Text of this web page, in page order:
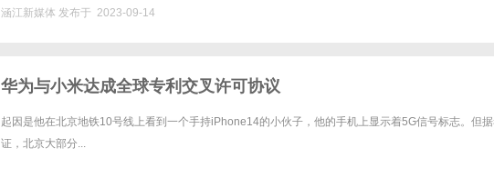
涵江新媒体 发布于 2023-09-14
华为与小米达成全球专利交叉许可协议
起因是他在北京地铁10号线上看到一个手持iPhone14的小伙子，他的手机上显示着5G信号标志。但
证，北京大部分...